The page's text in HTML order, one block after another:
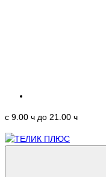
c 9.00 ч до 21.00 ч